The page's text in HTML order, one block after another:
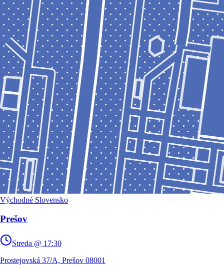
Východné Slovensko
Prešov
Streda @ 17:30
Prostejovská 37/A, Prešov 08001